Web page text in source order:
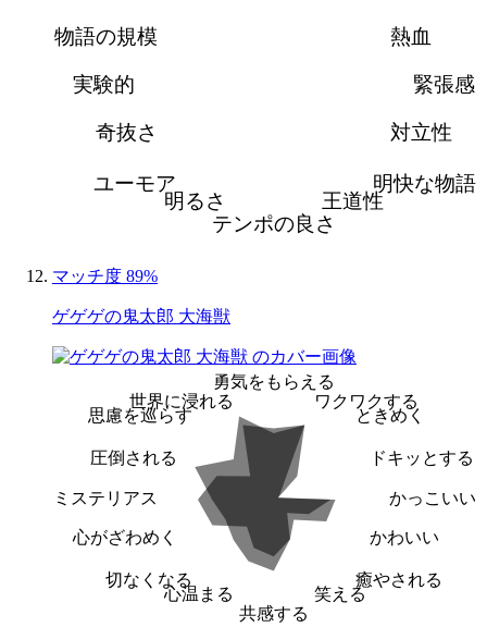
熱血
緊張感
対立性
明快な物語
王道性
テンポの良さ
明るさ
ユーモア
奇抜さ
実験的
物語の規模
マッチ度 89%
ゲゲゲの鬼太郎 大海獣
勇気をもらえる
ワクワクする
ときめく
ドキッとする
かっこいい
かわいい
癒やされる
笑える
共感する
心温まる
切なくなる
心がざわめく
ミステリアス
圧倒される
思慮を巡らす
世界に浸れる